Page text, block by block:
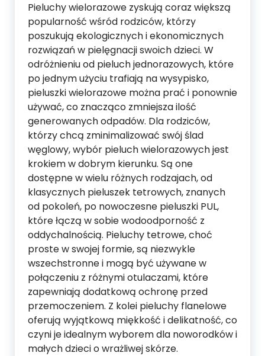
Pieluchy wielorazowe zyskują coraz większą
popularność wśród rodziców, którzy
poszukują ekologicznych i ekonomicznych
rozwiązań w pielęgnacji swoich dzieci. W
odróżnieniu od pieluch jednorazowych, które
po jednym użyciu trafiają na wysypisko,
pieluszki wielorazowe można prać i ponownie
używać, co znacząco zmniejsza ilość
generowanych odpadów. Dla rodziców,
którzy chcą zminimalizować swój ślad
węglowy, wybór pieluch wielorazowych jest
krokiem w dobrym kierunku. Są one
dostępne w wielu różnych rodzajach, od
klasycznych pieluszek tetrowych, znanych
od pokoleń, po nowoczesne pieluszki PUL,
które łączą w sobie wodoodporność z
oddychalnością. Pieluchy tetrowe, choć
proste w swojej formie, są niezwykle
wszechstronne i mogą być używane w
połączeniu z różnymi otulaczami, które
zapewniają dodatkową ochronę przed
przemoczeniem. Z kolei pieluchy flanelowe
oferują wyjątkową miękkość i delikatność, co
czyni je idealnym wyborem dla noworodków i
małych dzieci o wrażliwej skórze.